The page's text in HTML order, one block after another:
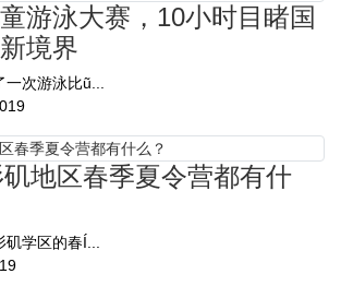
游泳大赛，10小时目睹国
境界
次游泳比ũ...
地区春季夏令营都有什
学区的春Í...